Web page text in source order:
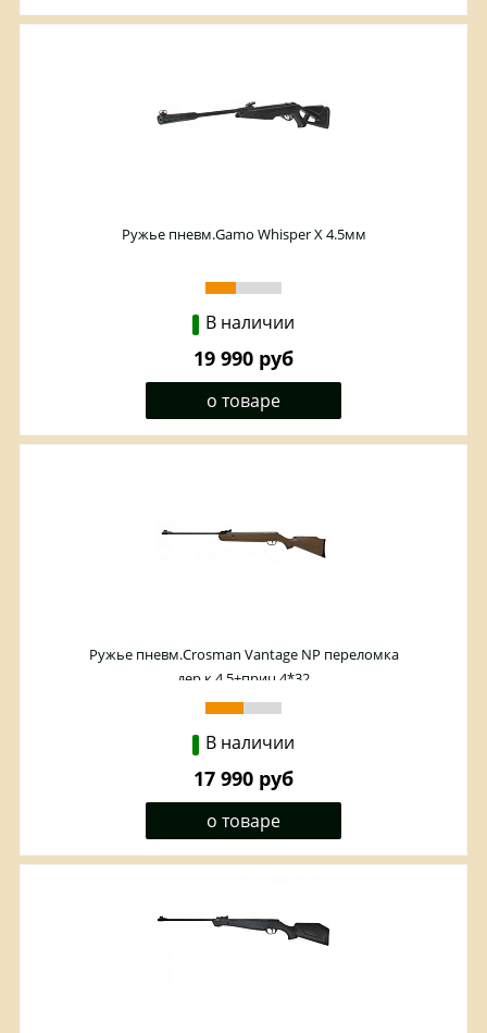
Ружье пневм.Gamo Whisper X 4.5мм
В наличии
19 990 руб
о товаре
Ружье пневм.Crosman Vantage NP переломка
дер.к.4,5+приц.4*32
В наличии
17 990 руб
о товаре